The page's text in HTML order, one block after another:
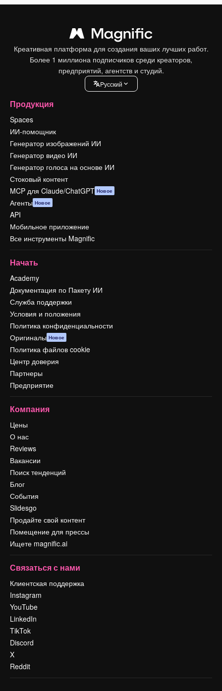
Креативная платформа для создания ваших лучших работ.
Более 1 миллиона подписчиков среди креаторов,
предприятий, агентств и студий.
Pусский
Продукция
Spaces
ИИ-помощник
Генератор изображений ИИ
Генератор видео ИИ
Генератор голоса на основе ИИ
Стоковый контент
MCP для Claude/ChatGPT Новое
Агенты Новое
API
Мобильное приложение
Все инструменты Magnific
Начать
Academy
Документация по Пакету ИИ
Служба поддержки
Условия и положения
Политика конфиденциальности
Оригиналы Новое
Политика файлов cookie
Центр доверия
Партнеры
Предприятие
Компания
Цены
О нас
Reviews
Вакансии
Поиск тенденций
Блог
События
Slidesgo
Продайте свой контент
Помещение для прессы
Ищете magnific.ai
Связаться с нами
Клиентская поддержка
Instagram
YouTube
LinkedIn
TikTok
Discord
X
Reddit